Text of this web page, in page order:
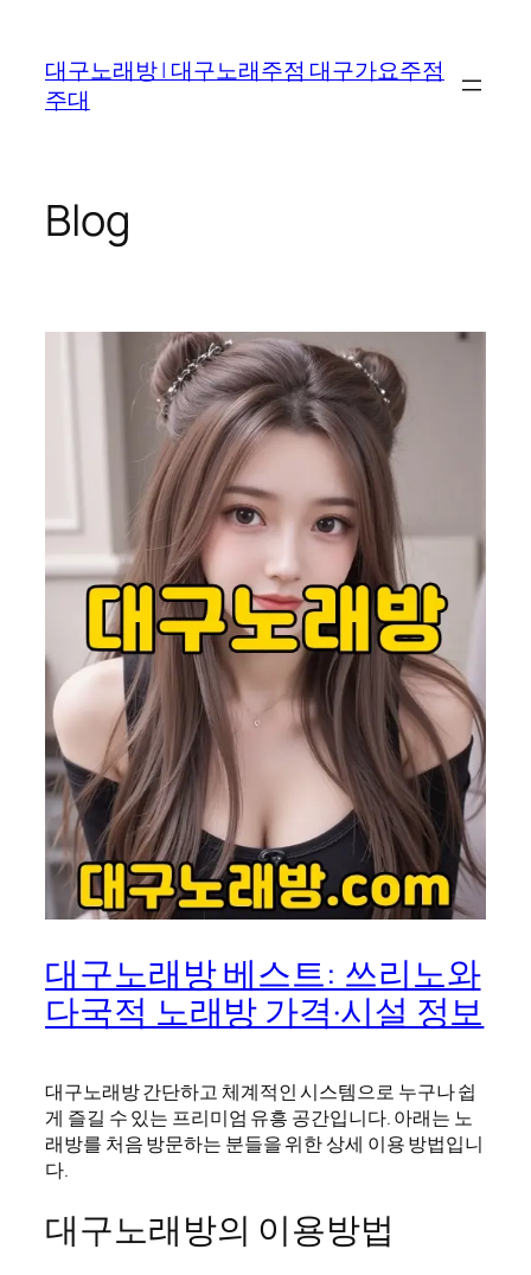
content
대구노래방 | 대구노래주점 대구가요주점
주대
Blog
대구노래방 베스트: 쓰리노와
다국적 노래방 가격·시설 정보
대구노래방 간단하고 체계적인 시스템으로 누구나 쉽
게 즐길 수 있는 프리미엄 유흥 공간입니다. 아래는 노
래방를 처음 방문하는 분들을 위한 상세 이용 방법입니
다.
대구노래방의 이용방법